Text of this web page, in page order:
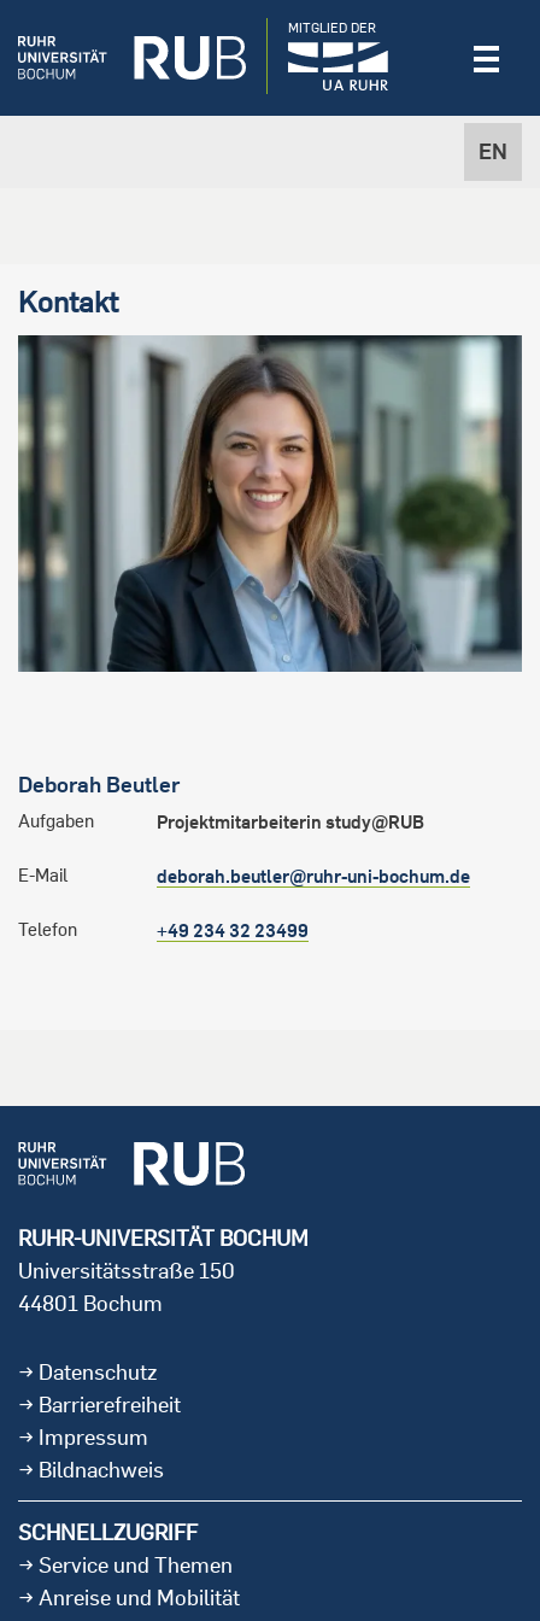
EN
MITGLIED DER
Kontakt
Deborah Beutler
Aufgaben Projektmitarbeiterin study@RUB
E-Mail deborah.beutler@ruhr-uni-bochum.de
Telefon +49 234 32 23499
RUHR-UNIVERSITÄT BOCHUM
Universitätsstraße 150
44801 Bochum
Datenschutz
Barrierefreiheit
Impressum
Bildnachweis
SCHNELLZUGRIFF
Service und Themen
Anreise und Mobilität